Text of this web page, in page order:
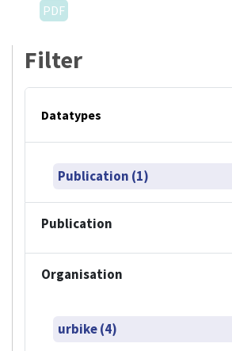
PDF
Filter
Datatypes
Publication (1)
Publication
Organisation
urbike (4)